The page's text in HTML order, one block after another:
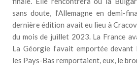
sans doute, l’Allemagne en demi-
dernière édition avait eu lieu à
du mois de juillet 2023. La France
La Géorgie l’avait emportée devant
les Pays-Bas remportaient, eux, le